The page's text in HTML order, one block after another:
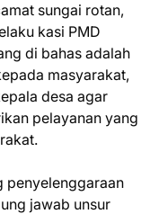
sungai rotan,
kasi PMD
di bahas adalah
masyarakat,
desa agar
pelayanan yang
penyelenggaraan
jawab unsur